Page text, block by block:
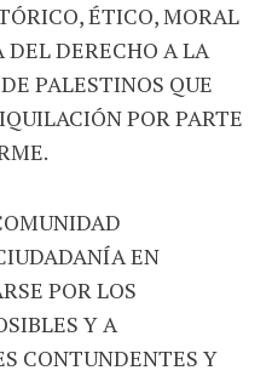
ÉTICO, MORAL
DERECHO A LA
PALESTINOS QUE
POR PARTE
EN
POR LOS
Y A
CONTUNDENTES Y